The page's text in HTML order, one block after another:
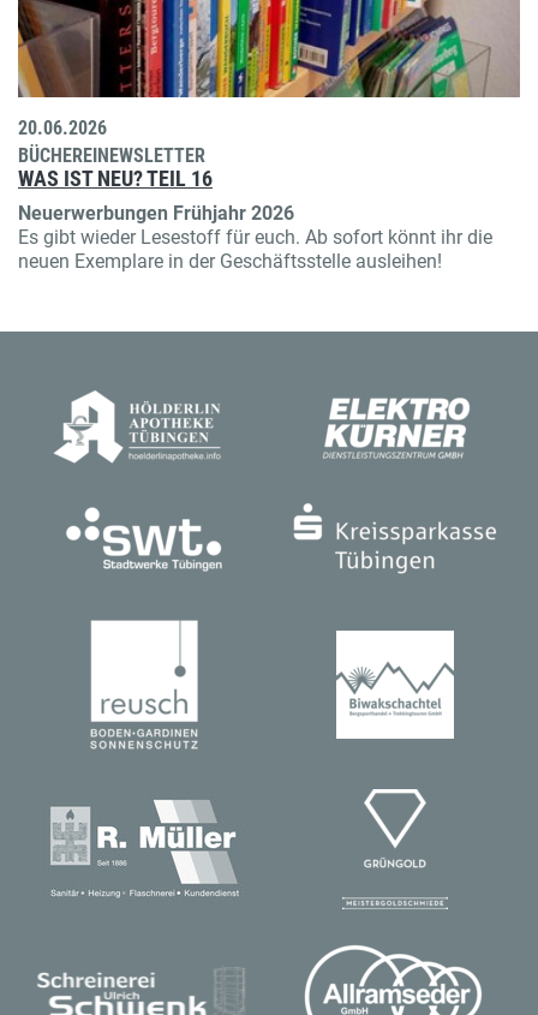
20.06.2026
BÜCHEREINEWSLETTER
WAS IST NEU? TEIL 16
Neuerwerbungen Frühjahr 2026
Es gibt wieder Lesestoff für euch. Ab sofort könnt ihr die
neuen Exemplare in der Geschäftsstelle ausleihen!